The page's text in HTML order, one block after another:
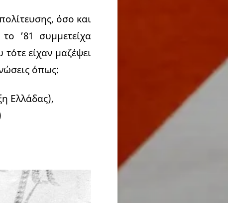
όσο και
’81 συμμετείχα
είχαν μαζέψει
όπως:
Ελλάδας),